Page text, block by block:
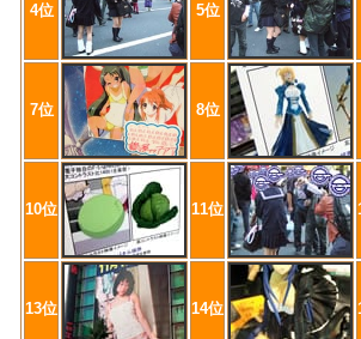
4位 5位
7位 8位
10位 11位
13位 14位